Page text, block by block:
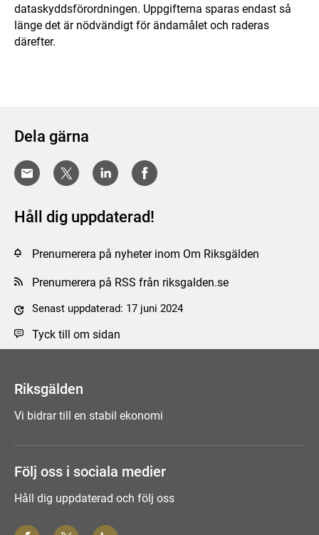
dataskyddsförordningen. Uppgifterna sparas endast så
länge det är nödvändigt för ändamålet och raderas
därefter.
Dela gärna
Håll dig uppdaterad!
Prenumerera på nyheter inom Om Riksgälden
Prenumerera på RSS från riksgalden.se
Senast uppdaterad: 17 juni 2024
Tyck till om sidan
Riksgälden
Vi bidrar till en stabil ekonomi
Följ oss i sociala medier
Håll dig uppdaterad och följ oss